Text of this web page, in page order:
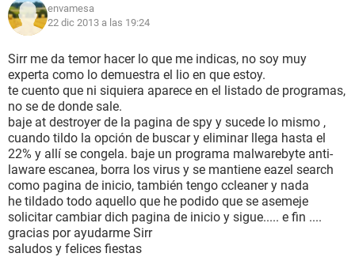
envamesa
22 dic 2013 a las 19:24
Sirr me da temor hacer lo que me indicas, no soy muy
experta como lo demuestra el lio en que estoy.
te cuento que ni siquiera aparece en el listado de programas,
no se de donde sale.
baje at destroyer de la pagina de spy y sucede lo mismo ,
cuando tildo la opción de buscar y eliminar llega hasta el
22% y allí se congela. baje un programa malwarebyte anti-
laware escanea, borra los virus y se mantiene eazel search
como pagina de inicio, también tengo ccleaner y nada
he tildado todo aquello que he podido que se asemeje
solicitar cambiar dich pagina de inicio y sigue..... e fin ....
gracias por ayudarme Sirr
saludos y felices fiestas